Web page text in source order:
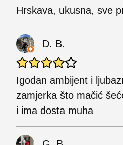
Hrskava, ukusna, sve
D. B.
Igodan ambijent i
zamjerka što mačić
i ima dosta muha